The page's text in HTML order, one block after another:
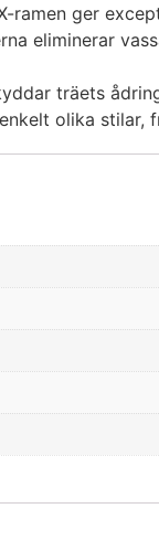
ramen ger
eliminerar
träets
olika stilar,